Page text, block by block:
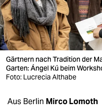
wahrheit
verlag
verlag
veranstaltungen
Gärtnern nach Tradition der
Garten: Ángel Kú beim
Foto: Lucrecia Althabe
Aus Berlin Mirco Lomoth